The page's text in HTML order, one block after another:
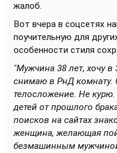
жалоб.
Вот вчера в соцсетях
поучительную для
особенности стиля
"Мужчина 38 лет, хочу
снимаю в РнД комнату.
телосложение. Не
детей от прошлого
поисков на сайтах
женщина, желающая
безмашинным